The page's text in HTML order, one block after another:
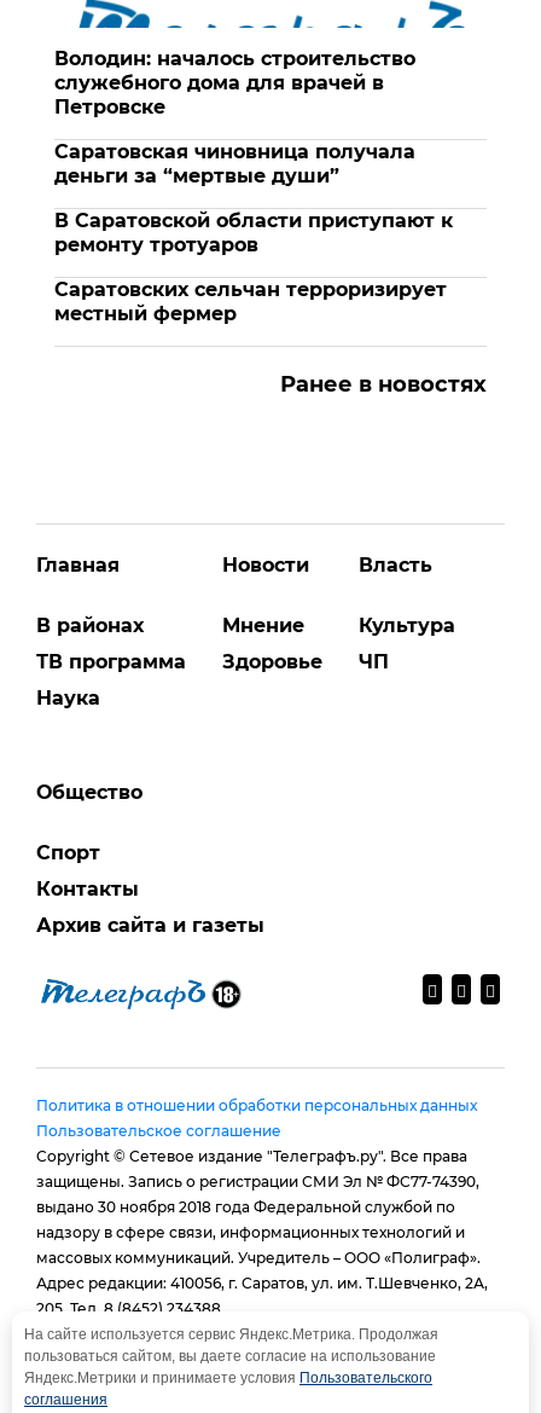
Володин: началось строительство
служебного дома для врачей в
Петровске
Саратовская чиновница получала
деньги за “мертвые души”
В Саратовской области приступают к
ремонту тротуаров
Саратовских сельчан терроризирует
местный фермер
Ранее в новостях
Главная
В районах
ТВ программа
Наука
Новости
Мнение
Здоровье
Власть
Культура
ЧП
Общество
Спорт
Контакты
Архив сайта и газеты
Политика в отношении обработки персональных данных
Пользовательское соглашение
Copyright © Сетевое издание "Телеграфъ.ру". Все права
защищены. Запись о регистрации СМИ Эл № ФС77-74390,
выдано 30 ноября 2018 года Федеральной службой по
надзору в сфере связи, информационных технологий и
массовых коммуникаций. Учредитель – ООО «Полиграф».
Адрес редакции: 410056, г. Саратов, ул. им. Т.Шевченко, 2А,
205. Тел. 8 (8452) 234388.
E-mail: provtelegraf@gmail.com
И.о. главного редактора: Голубева Е. В.
При использовании материалов сайта - гиперссылка
На сайте используется сервис Яндекс.Метрика. Продолжая
пользоваться сайтом, вы даете согласие на использование
Яндекс.Метрики и принимаете условия Пользовательского
соглашения